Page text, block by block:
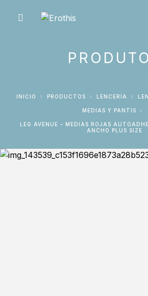
INICIO PRODUCTOS LENCERÍA
MEDIAS Y PANTIS
LEG AVENUE – MEDIAS ROJAS AUTOADHESIVAS CON ENCAJE
ANCHO PLUS SIZE